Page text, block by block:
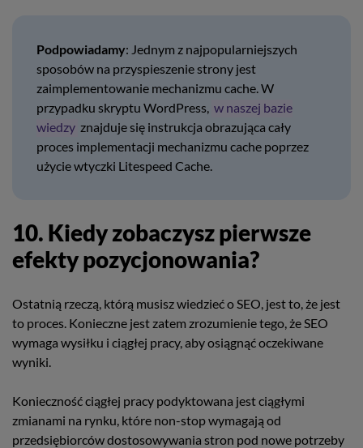
Podpowiadamy: Jednym z najpopularniejszych
sposobów na przyspieszenie strony jest
zaimplementowanie mechanizmu cache. W
przypadku skryptu WordPress, w naszej bazie
wiedzy znajduje się instrukcja obrazująca cały
proces implementacji mechanizmu cache poprzez
użycie wtyczki Litespeed Cache.
10. Kiedy zobaczysz pierwsze
efekty pozycjonowania?
Ostatnią rzeczą, którą musisz wiedzieć o SEO, jest to, że jest
to proces. Konieczne jest zatem zrozumienie tego, że SEO
wymaga wysiłku i ciągłej pracy, aby osiągnąć oczekiwane
wyniki.
Konieczność ciągłej pracy podyktowana jest ciągłymi
zmianami na rynku, które non-stop wymagają od
przedsiębiorców dostosowywania stron pod nowe potrzeby